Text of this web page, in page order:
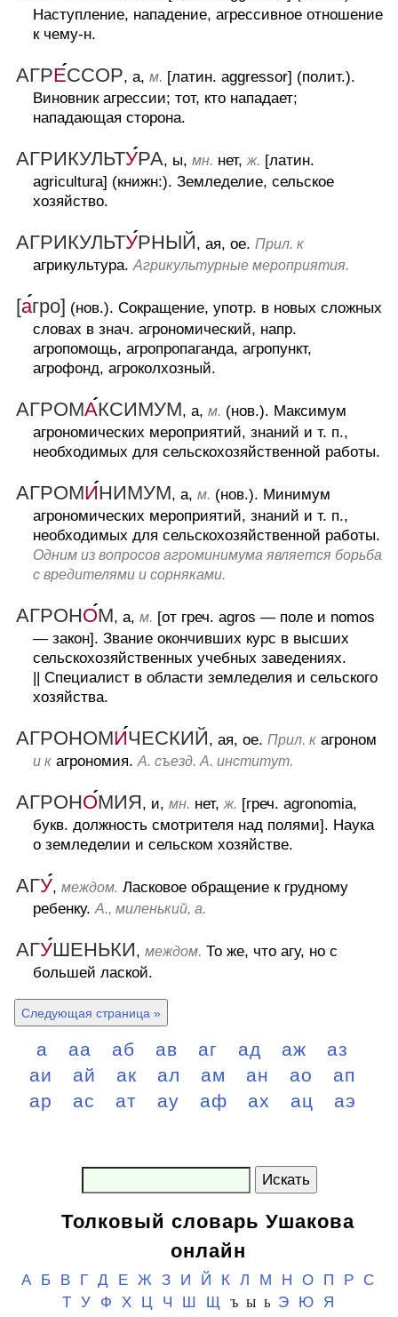
Наступление, нападение, агрессивное отношение
к чему-н.
АГРЕССОР, а, м. [латин. aggressor] (полит.).
Виновник агрессии; тот, кто нападает;
нападающая сторона.
АГРИКУЛЬТУРА, ы, мн. нет,ж. [латин.
agricultura] (книжн:). Земледелие, сельское
хозяйство.
АГРИКУЛЬТУРНЫЙ, ая, ое. Прил. к
агрикультура. Агрикультурные мероприятия.
[агро] (нов.). Сокращение, употр. в новых сложных
словах в знач. агрономический, напр.
агропомощь, агропропаганда, агропункт,
агрофонд, агроколхозный.
АГРОМАКСИМУМ, а, м. (нов.). Максимум
агрономических мероприятий, знаний и т. п.,
необходимых для сельскохозяйственной работы.
АГРОМИНИМУМ, а, м. (нов.). Минимум
агрономических мероприятий, знаний и т. п.,
необходимых для сельскохозяйственной работы.
Одним из вопросов агроминимума является борьба
с вредителями и сорняками.
АГРОНОМ, а, м. [от греч. agros — поле и nomos
— закон]. Звание окончивших курс в высших
сельскохозяйственных учебных заведениях.
Специалист в области земледелия и сельского
хозяйства.
АГРОНОМИЧЕСКИЙ, ая, ое. Прил. к агроном
и к агрономия. А. съезд. А. институт.
АГРОНОМИЯ, и, мн. нет,ж. [греч. agronomia,
букв. должность смотрителя над полями]. Наука
о земледелии и сельском хозяйстве.
АГУ, междом. Ласковое обращение к грудному
ребенку. А., миленький, а.
АГУШЕНЬКИ, междом. То же, что агу, но с
большей лаской.
Следующая страница »
а аа аб ав аг ад аж
аз
аи
ай ак ал ам ан ао
ап
ар
ас ат ау аф ах ац аэ
Искать
Толковый словарь Ушакова
онлайн
А Б В Г Д Е Ж З И Й К Л М Н О П Р
С
Т У Ф Х Ц Ч Ш Щ Ъ Ы Ь Э Ю Я